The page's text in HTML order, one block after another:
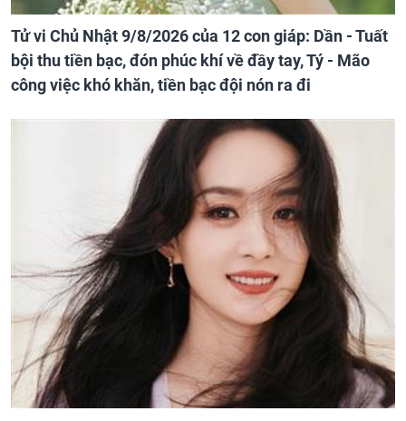
Tử vi Chủ Nhật 9/8/2026 của 12 con giáp: Dần - Tuất
bội thu tiền bạc, đón phúc khí về đầy tay, Tý - Mão
công việc khó khăn, tiền bạc đội nón ra đi